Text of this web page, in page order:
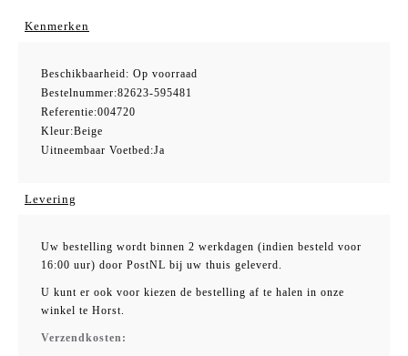
Kenmerken
Beschikbaarheid: Op voorraad
Bestelnummer:82623-595481
Referentie:004720
Kleur:Beige
Uitneembaar Voetbed:Ja
Levering
Uw bestelling wordt binnen 2 werkdagen (indien besteld voor
16:00 uur) door PostNL bij uw thuis geleverd.
U kunt er ook voor kiezen de bestelling af te halen in onze
winkel te Horst.
Verzendkosten: